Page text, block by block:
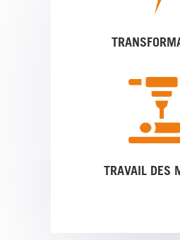
TRAVAIL DES